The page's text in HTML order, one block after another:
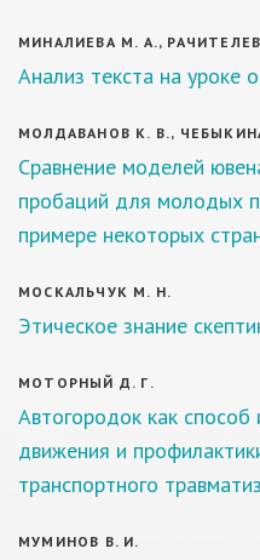
МИНАЛИЕВА М. А.,
Анализ текста на уроке
МОЛДАВАНОВ К. В.,
Сравнение моделей
пробаций для молодых
примере некоторых
МОСКАЛЬЧУК М. Н.
Этическое знание
МОТОРНЫЙ Д. Г.
Автогородок как
движения и
транспортного
МУМИНОВ В. И.